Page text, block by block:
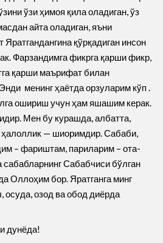
ўзи ҳимоя қила оладиган, ўз
айта оладиган, яъни
қўрқадиган инсон
Фарзандимга фикрга қарши фикр,
қарши маърифат билан
менинг ҳаётда орзуларим кўп .
ошириш учун ҳам яшашим керак.
Мен бу курашда, албатта,
— шиоримдир. Сабаби,
– фариштам, париларим – ота-
Сабабчиси бўлган
Оллоҳим бор. Яратганга минг
осуда, озод ва обод диёрда
дунёда!